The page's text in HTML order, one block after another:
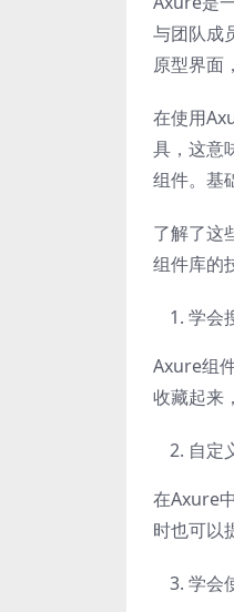
与团队成
原型界面
在使用
具，这意
组件。基
了解了这
组件库的
学会
Axure组
收藏起来
自定
在Axure
时也可以
学会